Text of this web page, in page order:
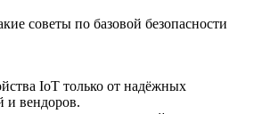
советы по базовой безопасности
IoT только от надёжных
и вендоров.